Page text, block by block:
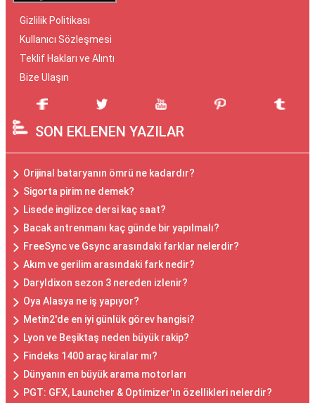
Gizlilik Politikası
Kullanıcı Sözleşmesi
Teklif Hakları ve Alıntı
Bize Ulaşın
SON EKLENEN YAZILAR
Orijinal bataryanın ömrü ne kadardır?
Sigorta pirim ne demek?
Lisede ingilizce dersi kaç saat?
Bacak antrenmanı kaç günde bir yapılmalı?
FreeSync ve Gsync arasındaki farklar nelerdir?
Akım ve gerilim arasındaki fark nedir?
Daryldixon sezon 3 nereden izlenir?
Oya Alasya ne iş yapıyor?
Metin2'de en iyi günlük görev hangisi?
Lyon ve Beşiktaş neden büyük rakip?
Findeks 1400 araç kiralar mı?
Dünyanın en büyük arama motorları
PGT: GFX, Launcher & Optimizer'ın özellikleri nelerdir?